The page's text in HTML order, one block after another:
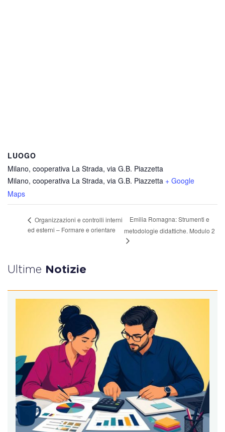
LUOGO
Milano, cooperativa La Strada, via G.B. Piazzetta
Milano, cooperativa La Strada, via G.B. Piazzetta + Google
Maps
Organizzazioni e controlli interni
ed esterni – Formare e orientare
Emilia Romagna: Strumenti e
metodologie didattiche. Modulo 2
Ultime Notizie